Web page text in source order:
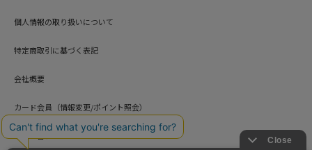
個人情報の取り扱いについて
特定商取引に基づく表記
会社概要
カード会員（情報変更/ポイント照会）